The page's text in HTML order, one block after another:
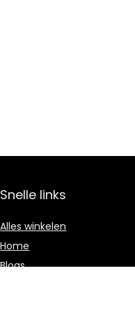
Snelle links
Alles winkelen
Home
Blogs